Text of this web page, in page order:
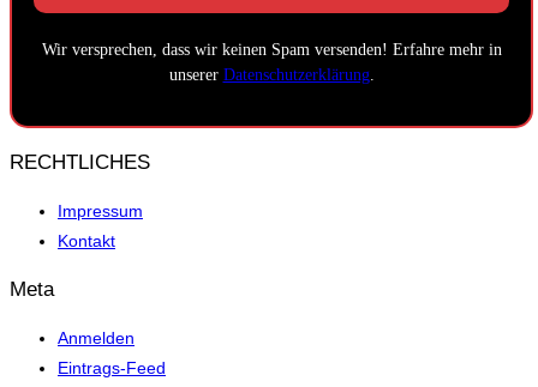
Wir versprechen, dass wir keinen Spam versenden! Erfahre mehr in
unserer Datenschutzerklärung.
RECHTLICHES
Impressum
Kontakt
Meta
Anmelden
Eintrags-Feed